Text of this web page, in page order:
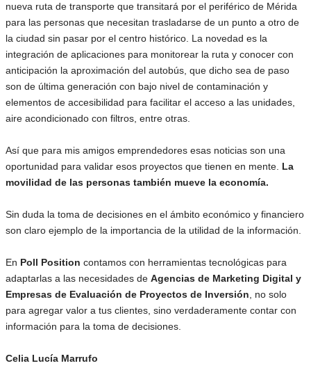
nueva ruta de transporte que transitará por el periférico de Mérida
para las personas que necesitan trasladarse de un punto a otro de
la ciudad sin pasar por el centro histórico. La novedad es la
integración de aplicaciones para monitorear la ruta y conocer con
anticipación la aproximación del autobús, que dicho sea de paso
son de última generación con bajo nivel de contaminación y
elementos de accesibilidad para facilitar el acceso a las unidades,
aire acondicionado con filtros, entre otras.
Así que para mis amigos emprendedores esas noticias son una
oportunidad para validar esos proyectos que tienen en mente. La
movilidad de las personas también mueve la economía.
Sin duda la toma de decisiones en el ámbito económico y financiero
son claro ejemplo de la importancia de la utilidad de la información.
En Poll Position contamos con herramientas tecnológicas para
adaptarlas a las necesidades de Agencias de Marketing Digital y
Empresas de Evaluación de Proyectos de Inversión , no solo
para agregar valor a tus clientes, sino verdaderamente contar con
información para la toma de decisiones.
Celia Lucía Marrufo